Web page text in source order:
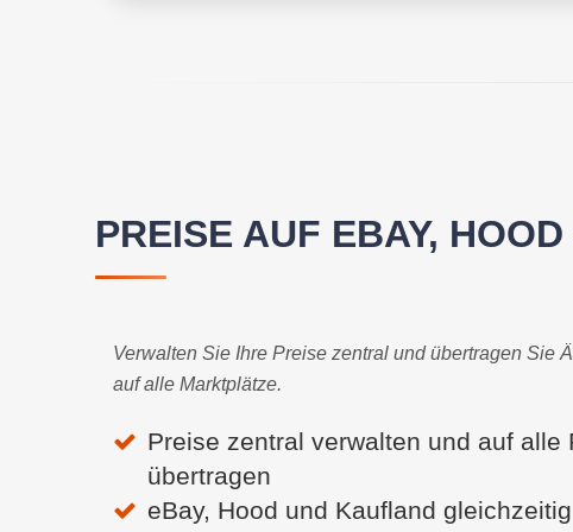
PREISE AUF EBAY,
Verwalten Sie Ihre Preise zentral und übertragen Sie
auf alle Marktplätze.
Preise zentral verwalten und auf alle
übertragen
eBay, Hood und Kaufland